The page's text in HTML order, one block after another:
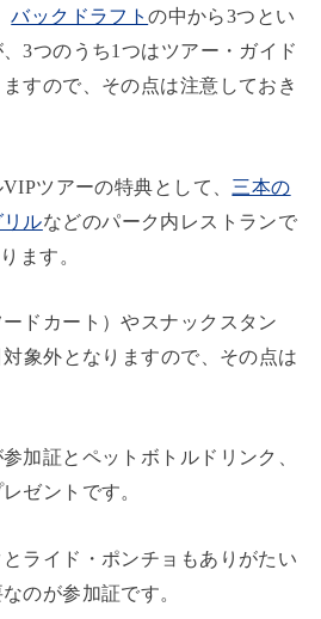
バックドラフトの中から3つとい
3つのうち1つはツアー・ガイド
すので、その点は注意しておき
ツアーの特典として、 三本の
ルなどのパーク内レストランで
ます。
ドカート）やスナックスタン
象外となりますので、その点は
加証とペットボトルドリンク、
ゼントです。
ライド・ポンチョもありがたい
のが参加証です。